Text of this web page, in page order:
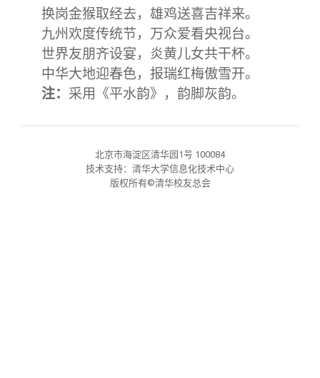
终身学习
信息化服务
实用信息
校友总会
总会简介
总会章程
关闭
换岗金猴取经去，雄鸡送喜吉祥来。
九州欢度传统节，万众爱看央视台。
世界友朋齐设宴，炎黄儿女共干杯。
中华大地迎春色，报瑞红梅傲雪开。
注： 采用《平水韵》，韵脚灰韵。
北京市海淀区清华园1号 100084
技术支持：清华大学信息化技术中心
版权所有©清华校友总会